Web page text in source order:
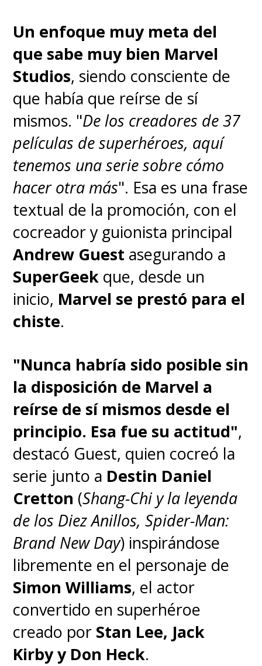
Un enfoque muy meta del
que sabe muy bien Marvel
Studios, siendo consciente de
que había que reírse de sí
mismos. "De los creadores de 37
películas de superhéroes, aquí
tenemos una serie sobre cómo
hacer otra más". Esa es una frase
textual de la promoción, con el
cocreador y guionista principal
Andrew Guest asegurando a
SuperGeek que, desde un
inicio, Marvel se prestó para el
chiste.
"Nunca habría sido posible sin
la disposición de Marvel a
reírse de sí mismos desde el
principio. Esa fue su actitud",
destacó Guest, quien cocreó la
serie junto a Destin Daniel
Cretton (Shang-Chi y la leyenda
de los Diez Anillos, Spider-Man:
Brand New Day) inspirándose
libremente en el personaje de
Simon Williams, el actor
convertido en superhéroe
creado por Stan Lee, Jack
Kirby y Don Heck.